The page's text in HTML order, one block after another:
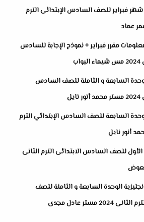
شهر فبراير للصف السادس الإبتدائى الترم
مقرر فبراير + نموذج الإجابة للسادس
السابعة و الثامنة للصف السادس
السابعة للصف السادس الإبتدائي الترم
للصف السادس الابتدائى الترم الثانى
الوحدة السابعة و الثامنة للصف
مستر عادل مجدى